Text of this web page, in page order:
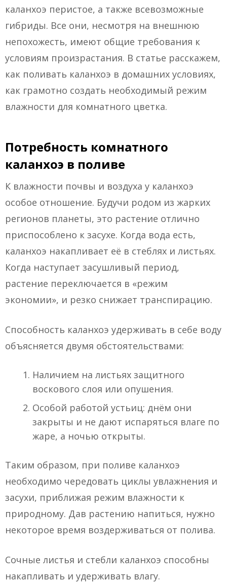
каланхоэ перистое, а также всевозможные
гибриды. Все они, несмотря на внешнюю
непохожесть, имеют общие требования к
условиям произрастания. В статье расскажем,
как поливать каланхоэ в домашних условиях,
как грамотно создать необходимый режим
влажности для комнатного цветка.
Потребность комнатного
каланхоэ в поливе
К влажности почвы и воздуха у каланхоэ
особое отношение. Будучи родом из жарких
регионов планеты, это растение отлично
приспособлено к засухе. Когда вода есть,
каланхоэ накапливает её в стеблях и листьях.
Когда наступает засушливый период,
растение переключается в «режим
экономии», и резко снижает транспирацию.
Способность каланхоэ удерживать в себе воду
объясняется двумя обстоятельствами:
Наличием на листьях защитного
воскового слоя или опушения.
Особой работой устьиц: днём они
закрыты и не дают испаряться влаге по
жаре, а ночью открыты.
Таким образом, при поливе каланхоэ
необходимо чередовать циклы увлажнения и
засухи, приближая режим влажности к
природному. Дав растению напиться, нужно
некоторое время воздерживаться от полива.
Сочные листья и стебли каланхоэ способны
накапливать и удерживать влагу.